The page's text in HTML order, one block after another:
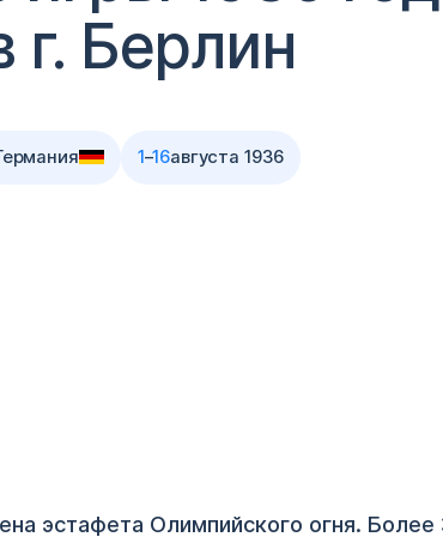
г. Берлин
1–16августа 1936
эстафета Олимпийского огня.